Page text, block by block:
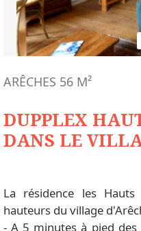
DUPPLEX
DANS LE
ARÊCHES 56 M²
La résidence les
hauteurs du village
- A 5 minutes à pied